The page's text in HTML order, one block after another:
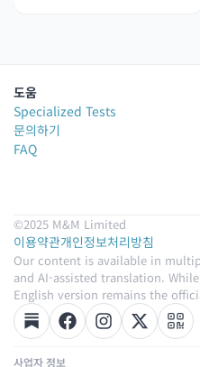
도움
Specialized Tests
문의하기
FAQ
©2025 M&M Limited
이용약관개인정보처리방침
Our content is available in
and AI-assisted translation.
English version remains the
사업자 정보